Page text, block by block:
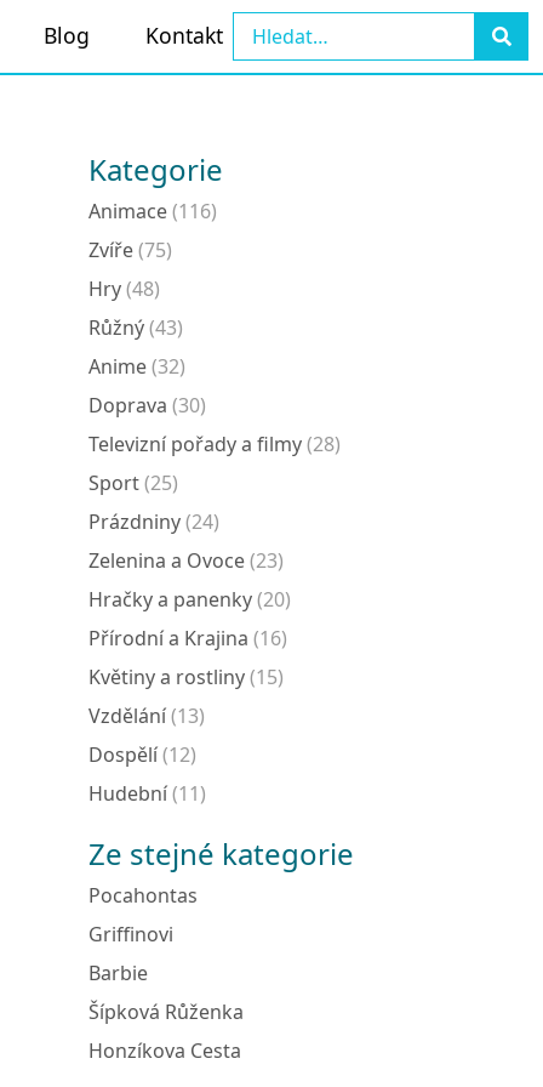
Blog Kontakt
Kategorie
Animace(116)
Zvíře(75)
Hry(48)
Růžný(43)
Anime(32)
Doprava (30)
Televizní pořady a filmy(28)
Sport(25)
Prázdniny(24)
Zelenina a Ovoce(23)
Hračky a panenky(20)
Přírodní a Krajina (16)
Květiny a rostliny(15)
Vzdělání(13)
Dospělí(12)
Hudební(11)
Ze stejné kategorie
Pocahontas
Griffinovi
Barbie
Šípková Růženka
Honzíkova Cesta